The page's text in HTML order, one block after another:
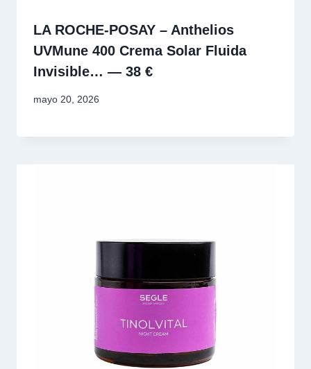
LA ROCHE-POSAY – Anthelios
UVMune 400 Crema Solar Fluida
Invisible… — 38 €
mayo 20, 2026